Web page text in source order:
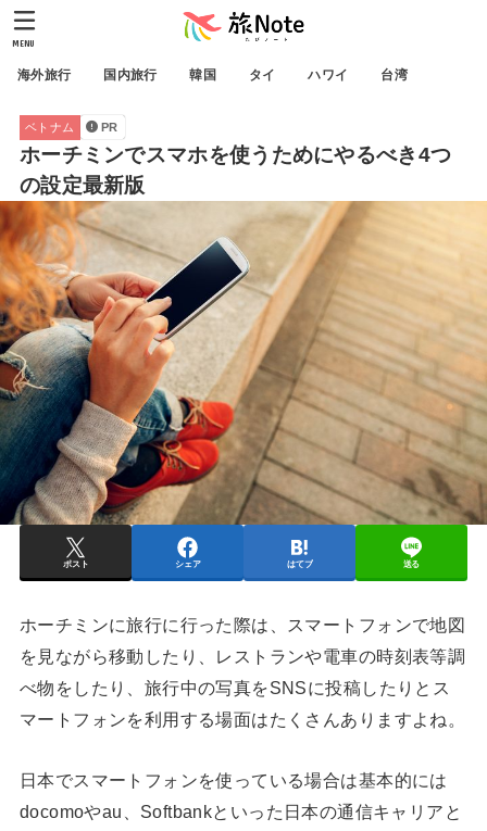
海外旅行 国内旅行 韓国 タイ ハワイ 台湾
MENU
ベトナム PR
ホーチミンでスマホを使うためにやるべき4つ
の設定最新版
ポスト シェア はてブ 送る
ホーチミンに旅行に行った際は、スマートフォンで地図
を見ながら移動したり、レストランや電車の時刻表等調
べ物をしたり、旅行中の写真をSNSに投稿したりとス
マートフォンを利用する場面はたくさんありますよね。
日本でスマートフォンを使っている場合は基本的には
docomoやau、Softbankといった日本の通信キャリアと